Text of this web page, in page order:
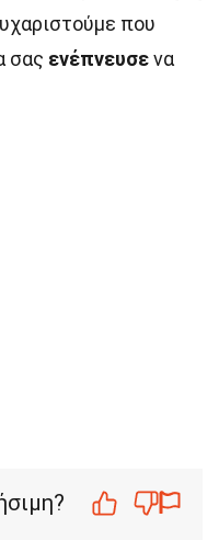
που
σας ενέπνευσενα